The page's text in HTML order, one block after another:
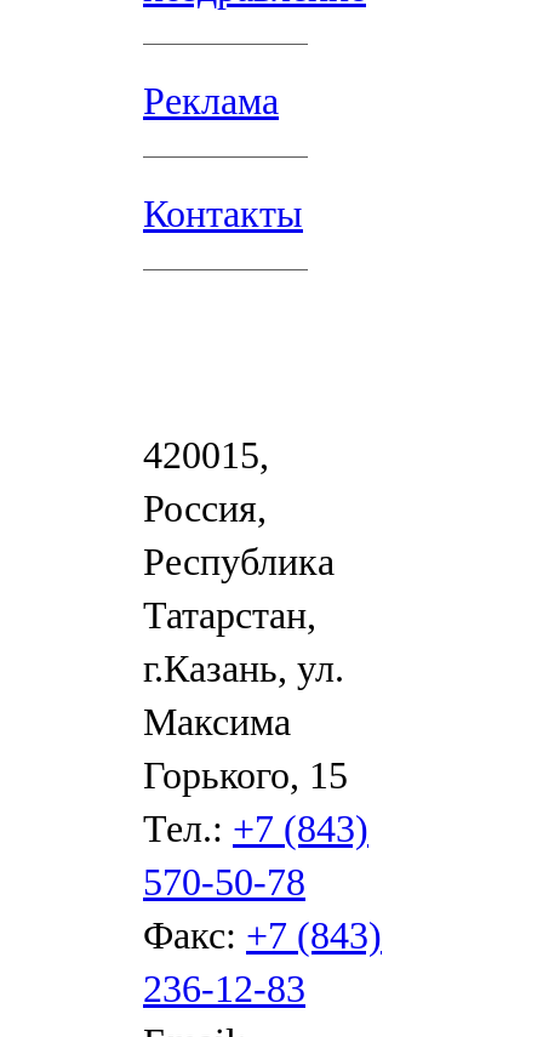
Реклама
Контакты
420015,
Россия,
Республика
Татарстан,
г.Казань, ул.
Максима
Горького, 15
Тел.: +7 (843)
570-50-78
Факс: +7 (843)
236-12-83